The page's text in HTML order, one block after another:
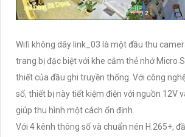
Wifi không dây link_03 là một đầu thu
trang bị đặc biệt với khe cắm thẻ nhớ Micro
thiết của đầu ghi truyền thống. Với công
số, thiết bị này tiết kiệm điện với nguồn 12V
giúp thu hình một cách ổn định.
Với 4 kênh thông số và chuẩn nén H.265+,